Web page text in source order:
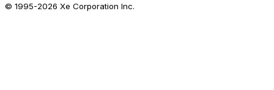
© 1995-2026 Xe Corporation Inc.